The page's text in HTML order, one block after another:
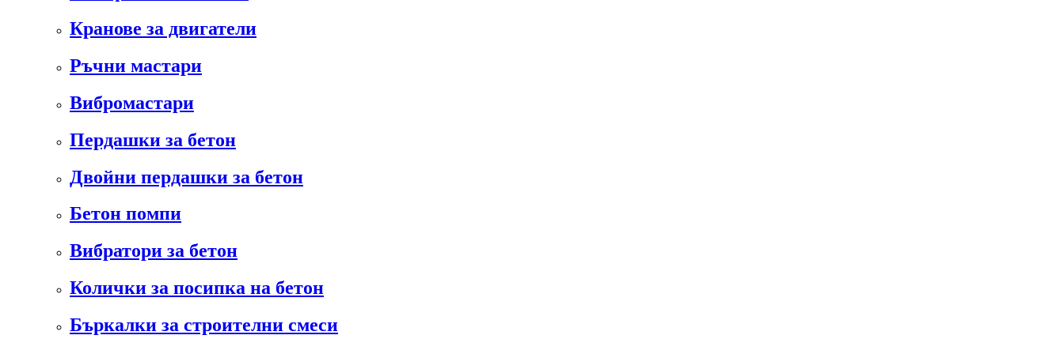
Кранове за двигатели
Ръчни мастари
Вибромастари
Пердашки за бетон
Двойни пердашки за бетон
Бетон помпи
Вибратори за бетон
Колички за посипка на бетон
Бъркалки за строителни смеси